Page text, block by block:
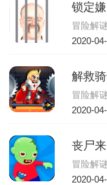
锁定
冒险解
2020-
解救
冒险解
2020-
丧尸
冒险解
2020-